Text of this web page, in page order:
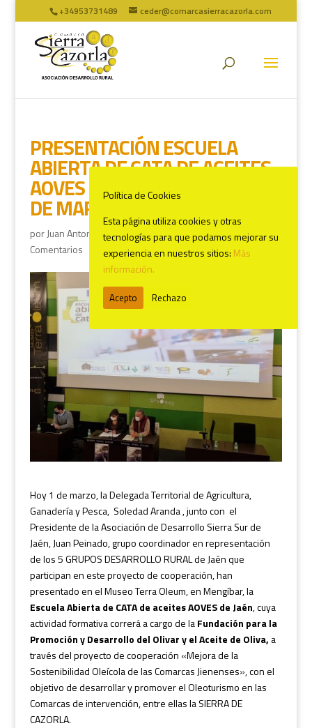
+34953731489 ceder@comarcasierracazorla.com
PRESENTACIÓN ESCUELA
ABIERTA DE CATA DE ACEITES
AOVES DE JAÉN, MENGÍBAR, 1
DE MARZO
porJuan Antonio Marín|Mar 1, 2022|ULTIMAS NOTICIAS|0
Comentarios
Hoy 1 de marzo, la Delegada Territorial de Agricultura,
Ganadería y Pesca, Soledad Aranda , junto con el
Presidente de la Asociación de Desarrollo Sierra Sur de
Jaén, Juan Peinado, grupo coordinador en representación
de los 5 GRUPOS DESARROLLO RURAL de Jaén que
participan en este proyecto de cooperación, han
presentado en el Museo Terra Oleum, en Mengíbar, la
Escuela Abierta de CATA de aceites AOVES de Jaén, cuya
actividad formativa correrá a cargo de laFundación para la
Promoción y Desarrollo del Olivar y el Aceite de Oliva, a
través del proyecto de cooperación «Mejora de la
Sostenibilidad Oleícola de las Comarcas Jienenses», con el
objetivo de desarrollar y promover el Oleoturismo en las
Comarcas de intervención, entre ellas la SIERRA DE
CAZORLA.
Política de Cookies
Esta página utiliza cookies y otras
tecnologías para que podamos mejorar su
experiencia en nuestros sitios: Más
información.
Acepto Rechazo